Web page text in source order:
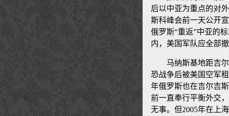
后以中亚为重点的对
斯科峰会前一天公开
俄罗斯“重返”中亚的
内，美国军队应全部
马纳斯基地距吉
恐战争后被美国空军
年俄罗斯也在吉尔吉
前一直奉行平衡外交
无事。但2005年在上